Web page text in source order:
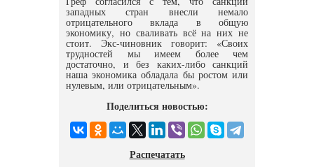
западных стран внесли немало
отрицательного вклада в общую
экономику, но сваливать всё на них не
стоит. Экс-чиновник говорит: «Своих
трудностей мы имеем более чем
достаточно, и без каких-либо санкций
наша экономика обладала бы ростом или
нулевым, или отрицательным».
Поделиться новостью:
Распечатать